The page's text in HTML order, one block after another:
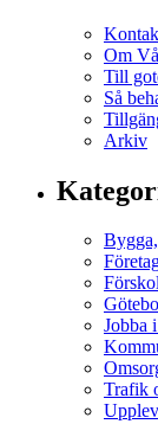
Om
Till
Så
Arkiv
Jobba
Trafik